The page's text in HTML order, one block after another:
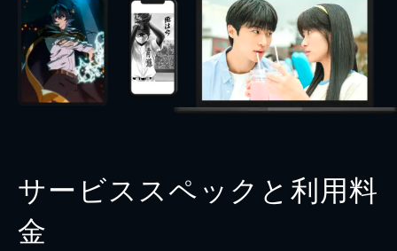
サービススペックと利用料
金